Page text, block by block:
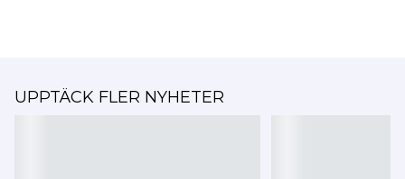
UPPTÄCK FLER NYHETER